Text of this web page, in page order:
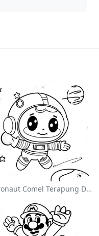
Astronaut Comel Terapung Di Angkasa Halaman Mewarna